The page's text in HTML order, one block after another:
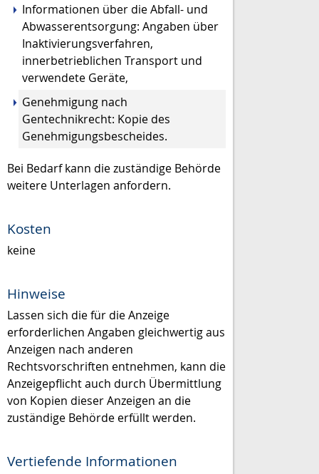
Informationen über die Abfall- und
Abwasserentsorgung: Angaben über
Inaktivierungsverfahren,
innerbetrieblichen Transport und
verwendete Geräte,
Genehmigung nach
Gentechnikrecht: Kopie des
Genehmigungsbescheides.
Bei Bedarf kann die zuständige Behörde
weitere Unterlagen anfordern.
Kosten
keine
Hinweise
Lassen sich die für die Anzeige
erforderlichen Angaben gleichwertig aus
Anzeigen nach anderen
Rechtsvorschriften entnehmen, kann die
Anzeigepflicht auch durch Übermittlung
von Kopien dieser Anzeigen an die
zuständige Behörde erfüllt werden.
Vertiefende Informationen